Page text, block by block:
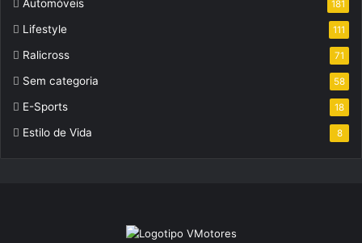
Automóveis 181
Lifestyle 111
Ralicross 71
Sem categoria 58
E-Sports 18
Estilo de Vida 8